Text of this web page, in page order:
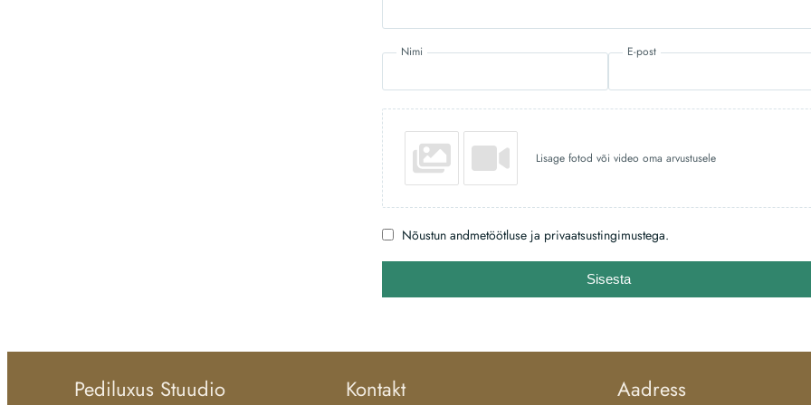
Nimi E-post
Lisage fotod või video oma arvustusele
Nõustun andmetöötluse ja privaatsustingimustega.
Sisesta
Pediluxus Stuudio Kontakt Aadress